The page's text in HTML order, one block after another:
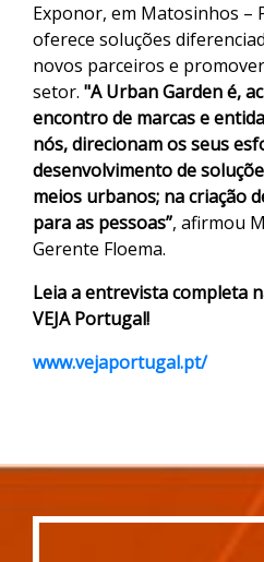
Exponor, em Matosinhos –
oferece soluções
novos parceiros e
setor. "A Urban Garden é,
encontro de marcas e
nós, direcionam os seus
desenvolvimento de
meios urbanos; na criação
para as pessoas”, afirmou
Gerente Floema.
Leia a entrevista completa
VEJA Portugal!
www.vejaportugal.pt/